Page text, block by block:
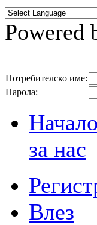
Powered
Потребителско име:
Парола:
за нас
Влез